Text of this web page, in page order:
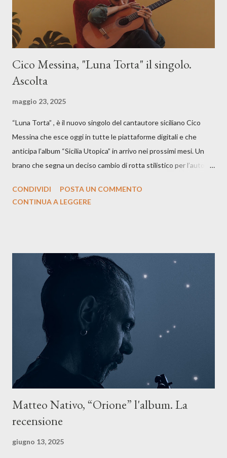
Cico Messina, "Luna Torta" il singolo.
Ascolta
maggio 23, 2025
“Luna Torta” , è il nuovo singolo del cantautore siciliano Cico
Messina che esce oggi in tutte le piattaforme digitali e che
anticipa l’album “Sicilia Utopica” in arrivo nei prossimi mesi. Un
brano che segna un deciso cambio di rotta stilistico per l’autore
testo ibrido tra italiano e siciliano, e un’urgenza espressiva che
La canzone racconta la difficoltà di creare, e perfino di esistere,
sotto il peso della realtà. Ma lo fa cercando una via d’uscita, una
forma di assoluzione, nel vivere e nel suonare, nel trovare respiro
anche quando l’aria sembra farsi più densa. Il brano è anche una
dichiarazione d’intenti: Cico Messina apre il suo nuovo percorso
artistico con una composizi...
CONDIVIDI
POSTA UN COMMENTO
CONTINUA A LEGGERE
Matteo Nativo, “Orione” l'album. La
recensione
giugno 13, 2025